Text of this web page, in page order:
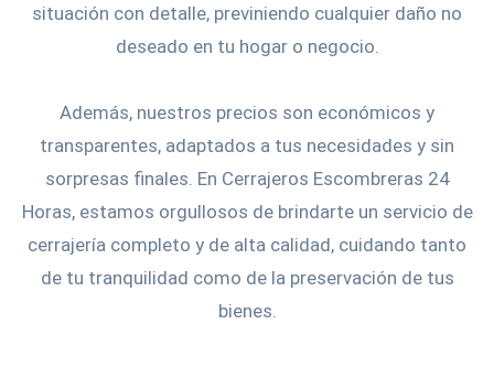
situación con detalle, previniendo cualquier daño no
deseado en tu hogar o negocio.
Además, nuestros precios son económicos y
transparentes, adaptados a tus necesidades y sin
sorpresas finales. En Cerrajeros Escombreras 24
Horas, estamos orgullosos de brindarte un servicio de
cerrajería completo y de alta calidad, cuidando tanto
de tu tranquilidad como de la preservación de tus
bienes.